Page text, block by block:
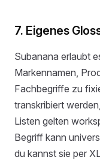
7. Eigenes
Subanana erlaubt
Markennamen,
Fachbegriffe zu
transkribiert
Listen gelten
Begriff kann
du kannst sie per